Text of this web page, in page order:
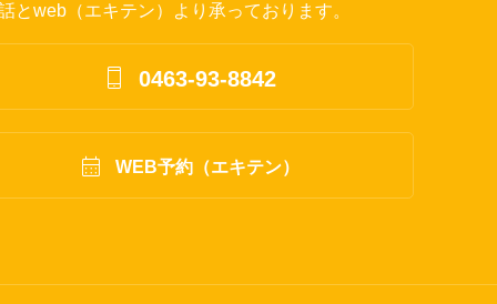
とweb（エキテン）より承っております。
 0463-93-8842
 WEB予約（エキテン）